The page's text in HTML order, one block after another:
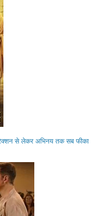
से लेकर अभिनय तक सब फीका